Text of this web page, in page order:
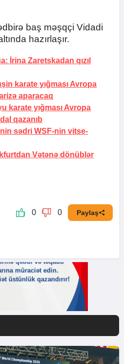
baş məşqçi Vidadi
hazırlaşır.
İrina Zaretskadan qızıl
karate yığması Avropa
aparacaq
karate yığması Avropa
qazanıb
sədri WSF-nin vitse-
Vətənə dönüblər
0 0 Paylaş